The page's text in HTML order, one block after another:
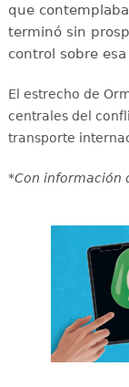
que
terminó sin
control sobre
El estrecho de
centrales del
transporte
*Con información